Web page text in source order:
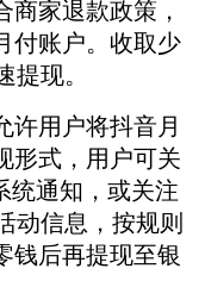
家退款政策，
付账户。收取少
现。
许用户将抖音月
形式，用户可关
统通知，或关注
动信息，按规则
钱后再提现至银